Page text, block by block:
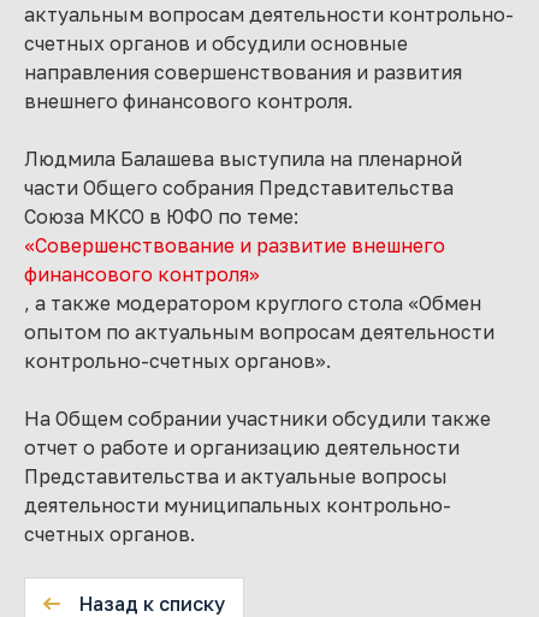
актуальным вопросам деятельности контрольно-
счетных органов и обсудили основные
направления совершенствования и развития
внешнего финансового контроля.
Людмила Балашева выступила на пленарной
части Общего собрания Представительства
Союза МКСО в ЮФО по теме:
«Совершенствование и развитие внешнего
финансового контроля»
, а также модератором круглого стола «Обмен
опытом по актуальным вопросам деятельности
контрольно-счетных органов».
На Общем собрании участники обсудили также
отчет о работе и организацию деятельности
Представительства и актуальные вопросы
деятельности муниципальных контрольно-
счетных органов.
Назад к списку